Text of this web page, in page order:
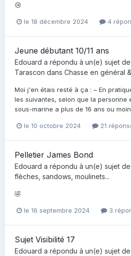
😢
le 18 décembre 2024 4
Jeune débutant 10/11 ans
Edouard a répondu à un(e) sujet de
Tarascon dans Chasse en général
Moi j'en étais resté à ça : – En
les suivantes, selon que la personne
sous-marine a plus de 16 ans ou
le 10 octobre 2024 21
Pelletier James Bond
Edouard a répondu à un(e) sujet de
flèches, sandows, moulinets...
🤣
le 16 septembre 2024 3
Sujet Visibilité 17
Edouard a répondu à un(e) sujet de